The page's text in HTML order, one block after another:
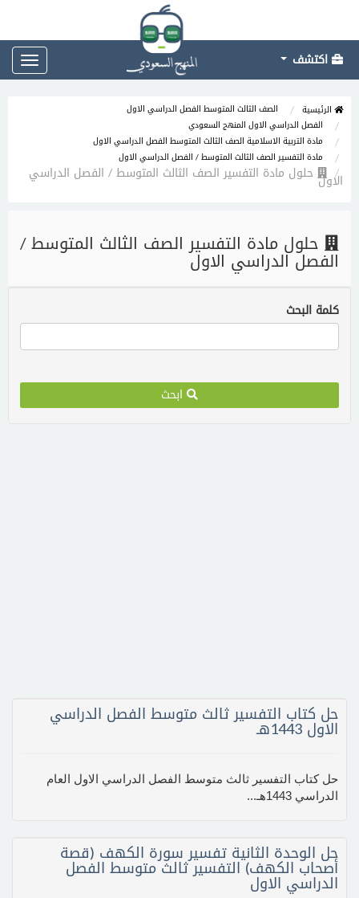
اكتشف
الرئيسية
الصف الثالث المتوسط الفصل الدراسي الاول
الفصل الدراسي الاول المنهج السعودي
مادة التربية الاسلامية الصف الثالث المتوسط الفصل الدراسي الاول
مادة التفسير الصف الثالث المتوسط / الفصل الدراسي الاول
حلول مادة التفسير الصف الثالث المتوسط / الفصل الدراسي الاول
حلول مادة التفسير الصف الثالث المتوسط /
الفصل الدراسي الاول
كلمة البحث
ابحث
حل كتاب التفسير ثالث متوسط الفصل الدراسي
الاول 1443هـ
حل كتاب التفسير ثالث متوسط الفصل الدراسي الاول العام
الدراسي 1443هـ...
حل الوحدة الثانية تفسير سورة الكهف (قصة
أصحاب الكهف) التفسير ثالث متوسط الفصل
الدراسي الاول